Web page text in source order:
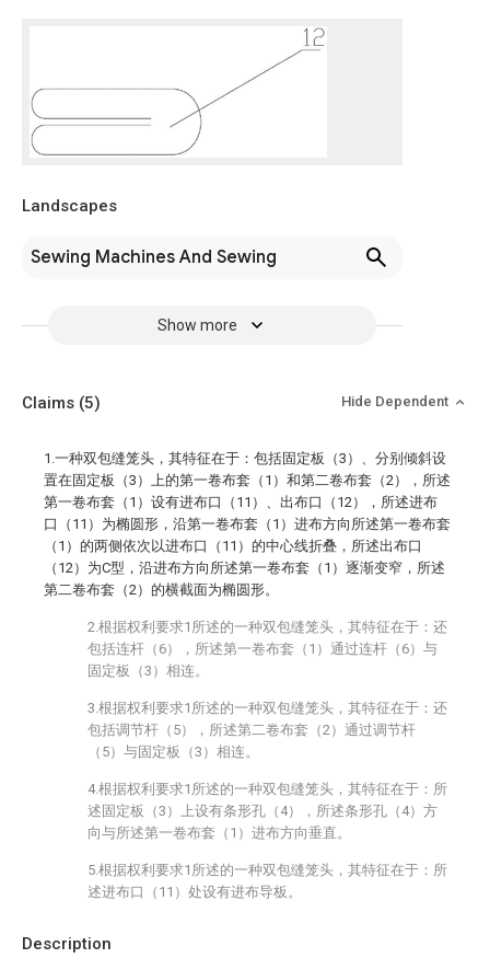
Landscapes
Sewing Machines And Sewing
Show more
Description
Claims (5) Hide Dependent
1.一种双包缝笼头，其特征在于：包括固定板（3）、分别倾斜设
置在固定板（3）上的第一卷布套（1）和第二卷布套（2），所述
第一卷布套（1）设有进布口（11）、出布口（12），所述进布
口（11）为椭圆形，沿第一卷布套（1）进布方向所述第一卷布套
（1）的两侧依次以进布口（11）的中心线折叠，所述出布口
（12）为C型，沿进布方向所述第一卷布套（1）逐渐变窄，所述
第二卷布套（2）的横截面为椭圆形。
2.根据权利要求1所述的一种双包缝笼头，其特征在于：还
包括连杆（6），所述第一卷布套（1）通过连杆（6）与
固定板（3）相连。
3.根据权利要求1所述的一种双包缝笼头，其特征在于：还
包括调节杆（5），所述第二卷布套（2）通过调节杆
（5）与固定板（3）相连。
4.根据权利要求1所述的一种双包缝笼头，其特征在于：所
述固定板（3）上设有条形孔（4），所述条形孔（4）方
向与所述第一卷布套（1）进布方向垂直。
5.根据权利要求1所述的一种双包缝笼头，其特征在于：所
述进布口（11）处设有进布导板。